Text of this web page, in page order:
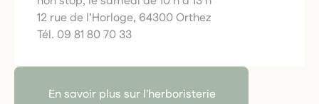
12 rue de l’Horloge, 64300 Orthez
Tél. 09 81 80 70 33
En savoir plus sur l'herboristerie